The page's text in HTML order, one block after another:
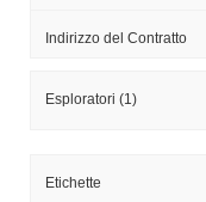
Indirizzo del Contratto
Esploratori (1)
Etichette